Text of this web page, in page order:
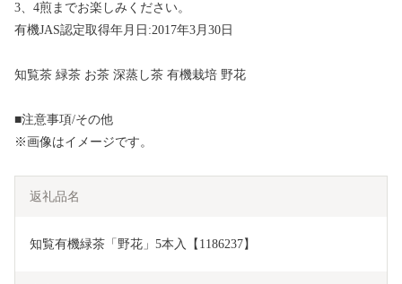
3、4煎までお楽しみください。
有機JAS認定取得年月日:2017年3月30日
知覧茶 緑茶 お茶 深蒸し茶 有機栽培 野花
■注意事項/その他
※画像はイメージです。
返礼品名
知覧有機緑茶「野花」5本入【1186237】